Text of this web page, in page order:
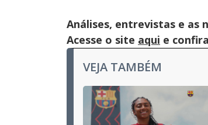
Análises, entrevistas e as
Acesse o site aqui e
VEJA TAMBÉM